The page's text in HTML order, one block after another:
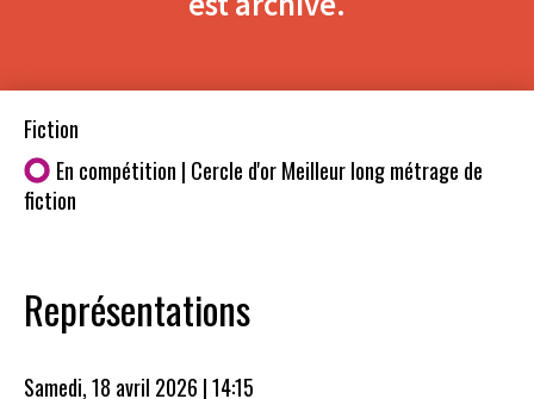
Fiction
En compétition | Cercle d'or Meilleur long métrage de
fiction
Représentations
Samedi, 18 avril 2026 | 14:15